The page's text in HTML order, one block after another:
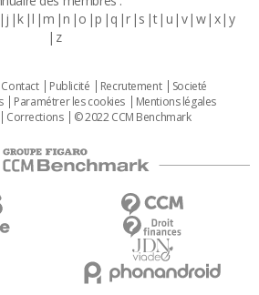
j k l m n o p q r s t u v w x y
z
Contact Publicité Recrutement
Societé
Paramétrer les cookies
Mentions légales
Corrections © 2022 CCM Benchmark